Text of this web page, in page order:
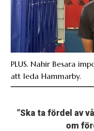
PLUS. Nahir Besara
att leda Hammarby.
”Ska ta fördel av
om